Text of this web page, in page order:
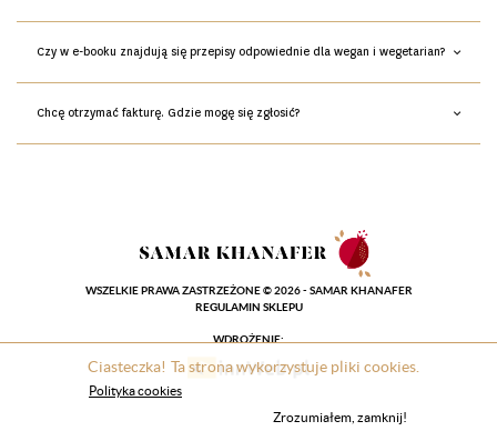
Ciasteczka! Ta strona wykorzystuje pliki cookies.
Polityka cookies
Zrozumiałem, zamknij!
Czy w e-booku znajdują się przepisy odpowiednie dla wegan i wegetarian?
Chcę otrzymać fakturę. Gdzie mogę się zgłosić?
WSZELKIE PRAWA ZASTRZEŻONE © 2026 - SAMAR KHANAFER
REGULAMIN SKLEPU
WDROŻENIE: